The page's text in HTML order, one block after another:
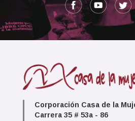
Corporación Casa de la
Carrera 35 # 53a - 86